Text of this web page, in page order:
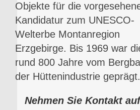
Objekte für die
Kandidatur zum UNESCO-
Welterbe Montanregion
Erzgebirge. Bis 1969 war
rund 800 Jahre vom
der Hüttenindustrie geprägt.
Nehmen Sie Kontakt